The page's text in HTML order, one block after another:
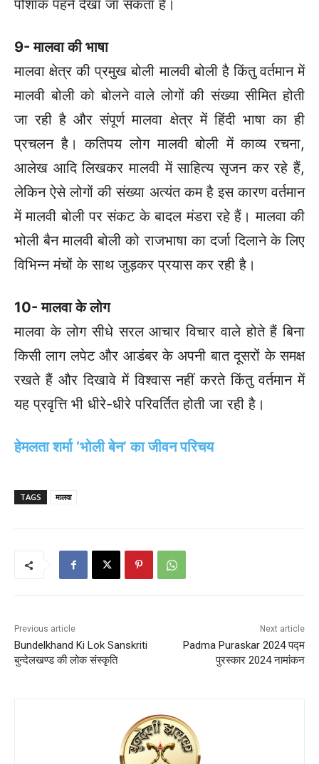
पोशाक पहने देखा जा सकता है।
9- मालवा की भाषा
मालवा क्षेत्र की प्रमुख बोली मालवी बोली है किंतु वर्तमान में
मालवी बोली को बोलने वाले लोगों की संख्या सीमित होती
जा रही है और संपूर्ण मालवा क्षेत्र में हिंदी भाषा का ही
प्रचलन है। कतिपय लोग मालवी बोली में काव्य रचना,
आलेख आदि लिखकर मालवी में साहित्य सृजन कर रहे हैं,
लेकिन ऐसे लोगों की संख्या अत्यंत कम है इस कारण वर्तमान
में मालवी बोली पर संकट के बादल मंडरा रहे हैं। मालवा की
भोली बैन मालवी बोली को राजभाषा का दर्जा दिलाने के लिए
विभिन्न मंचों के साथ जुड़कर प्रयास कर रही है।
10- मालवा के लोग
मालवा के लोग सीधे सरल आचार विचार वाले होते हैं बिना
किसी लाग लपेट और आडंबर के अपनी बात दूसरों के समक्ष
रखते हैं और दिखावे में विश्वास नहीं करते किंतु वर्तमान में
यह प्रवृत्ति भी धीरे-धीरे परिवर्तित होती जा रही है।
हेमलता शर्मा ‘भोली बेन’ का जीवन परिचय
TAGS मालवा
Previous article
Bundelkhand Ki Lok Sanskriti
बुन्देलखण्ड की लोक संस्कृति
Next article
Padma Puraskar 2024 पद्म
पुरस्कार 2024 नामांकन